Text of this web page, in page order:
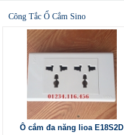
Công Tắc Ổ Cắm Sino
Ô cắm đa năng lioa E18S2D